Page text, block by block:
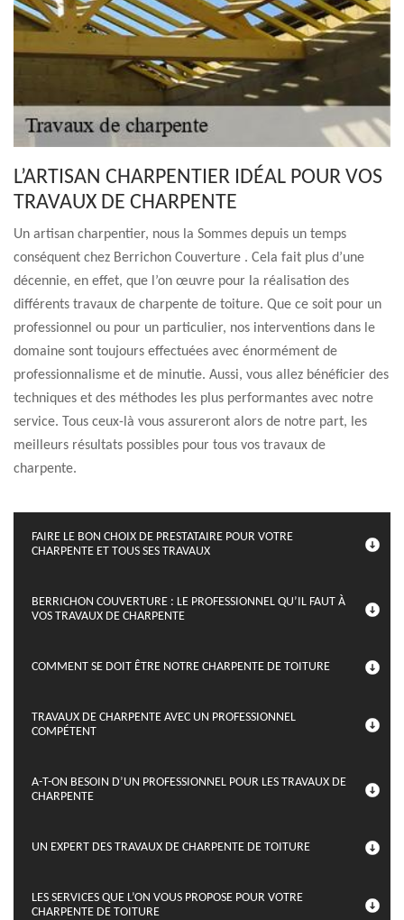
L’ARTISAN CHARPENTIER IDÉAL POUR VOS
TRAVAUX DE CHARPENTE
Un artisan charpentier, nous la Sommes depuis un temps
conséquent chez Berrichon Couverture . Cela fait plus d’une
décennie, en effet, que l’on œuvre pour la réalisation des
différents travaux de charpente de toiture. Que ce soit pour un
professionnel ou pour un particulier, nos interventions dans le
domaine sont toujours effectuées avec énormément de
professionnalisme et de minutie. Aussi, vous allez bénéficier des
techniques et des méthodes les plus performantes avec notre
service. Tous ceux-là vous assureront alors de notre part, les
meilleurs résultats possibles pour tous vos travaux de
charpente.
FAIRE LE BON CHOIX DE PRESTATAIRE POUR VOTRE
CHARPENTE ET TOUS SES TRAVAUX
BERRICHON COUVERTURE : LE PROFESSIONNEL QU’IL FAUT À
VOS TRAVAUX DE CHARPENTE
COMMENT SE DOIT ÊTRE NOTRE CHARPENTE DE TOITURE
TRAVAUX DE CHARPENTE AVEC UN PROFESSIONNEL
COMPÉTENT
A-T-ON BESOIN D’UN PROFESSIONNEL POUR LES TRAVAUX DE
CHARPENTE
UN EXPERT DES TRAVAUX DE CHARPENTE DE TOITURE
LES SERVICES QUE L’ON VOUS PROPOSE POUR VOTRE
CHARPENTE DE TOITURE